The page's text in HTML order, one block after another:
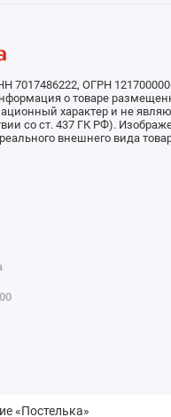
7017486222, ОГРН
о товаре
характер и не
со ст. 437 ГК РФ).
внешнего вида
«Постелька»